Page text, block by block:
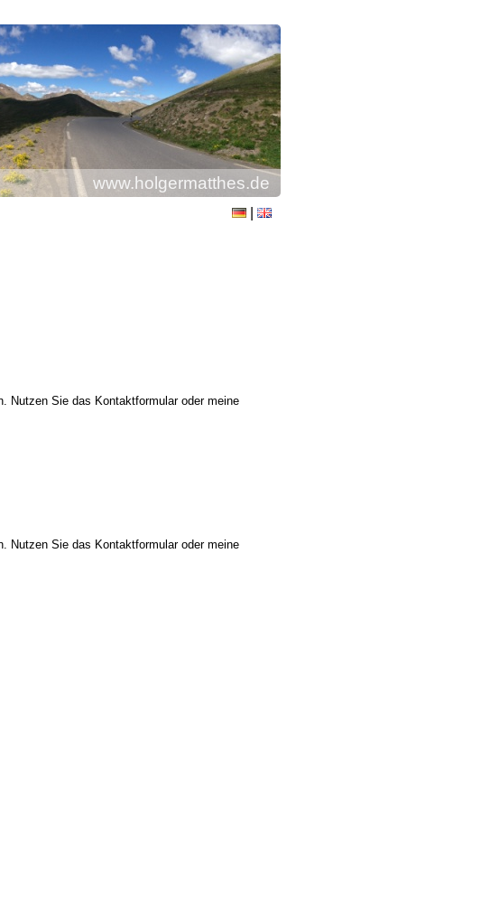
www.holgermatthes.de
Nutzen Sie das Kontaktformular oder meine
Nutzen Sie das Kontaktformular oder meine